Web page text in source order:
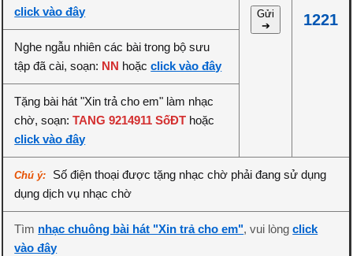
Gửi
➔
1221
click vào đây
Nghe ngẫu nhiên các bài trong bộ sưu
tập đã cài, soạn: NN hoặcclick vào đây
Tặng bài hát "Xin trả cho em" làm nhạc
chờ, soạn:TANG 9214911 SốĐT hoặc
click vào đây
Chú ý:
Số điện thoại được tặng nhạc chờ phải đang sử dụng
dụng dịch vụ nhạc chờ
Tìm nhạc chuông bài hát "Xin trả cho em", vui lòngclick
vào đây